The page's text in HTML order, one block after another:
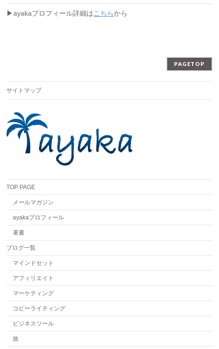
▶︎ayakaプロフィール詳細はこちらから
PAGETOP
サイトマップ
TOP PAGE
メールマガジン
ayakaプロフィール
著書
ブログ一覧
マインドセット
アフィリエイト
マーケティング
コピーライティング
ビジネスツール
旅